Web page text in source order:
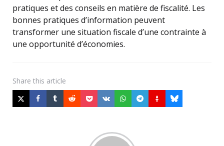
pratiques et des conseils en matière de fiscalité. Les
bonnes pratiques d’information peuvent
transformer une situation fiscale d’une contrainte à
une opportunité d’économies.
Share this article